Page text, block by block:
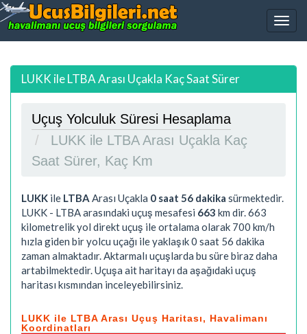
LUKK ile LTBA Arası Uçakla Kaç Saat Sürer
Uçuş Yolculuk Süresi Hesaplama
LUKK ile LTBA Arası Uçakla Kaç
Saat Sürer, Kaç Km
LUKK ile LTBA Arası Uçakla 0 saat 56 dakika sürmektedir.
LUKK - LTBA arasındaki uçuş mesafesi 663 km dir. 663
kilometrelik yol direkt uçuş ile ortalama olarak 700 km/h
hızla giden bir yolcu uçağı ile yaklaşık0 saat 56 dakika
zaman almaktadır. Aktarmalı uçuşlarda bu süre biraz daha
artabilmektedir. Uçuşa ait haritayı da aşağıdaki uçuş
haritası kısmından inceleyebilirsiniz.
LUKK ile LTBA Arası Uçuş Haritası, Havalimanı
Koordinatları